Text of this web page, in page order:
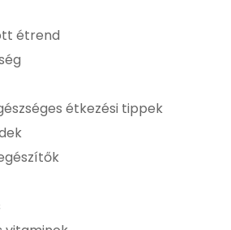
étrend
étkezési tippek